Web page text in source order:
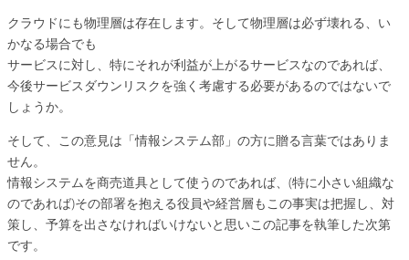
クラウドにも物理層は存在します。そして物理層は必ず壊れる、い
かなる場合でも
サービスに対し、特にそれが利益が上がるサービスなのであれば、
今後サービスダウンリスクを強く考慮する必要があるのではないで
しょうか。
そして、この意見は「情報システム部」の方に贈る言葉ではありま
せん。
情報システムを商売道具として使うのであれば、(特に小さい組織な
のであれば)その部署を抱える役員や経営層もこの事実は把握し、対
策し、予算を出さなければいけないと思いこの記事を執筆した次第
です。